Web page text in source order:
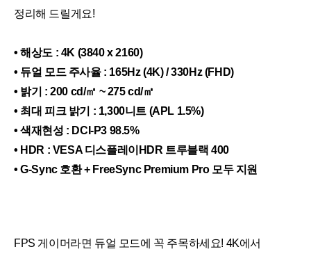
정리해 드릴게요!
• 해상도 : 4K (3840 x 2160)
• 듀얼 모드 주사율 : 165Hz (4K) / 330Hz (FHD)
• 밝기 : 200 cd/㎡ ~ 275 cd/㎡
• 최대 피크 밝기 : 1,300니트 (APL 1.5%)
• 색재현성 : DCI-P3 98.5%
• HDR : VESA 디스플레이HDR 트루블랙 400
• G-Sync 호환 + FreeSync Premium Pro 모두 지원
FPS 게이머라면 듀얼 모드에 꼭 주목하세요! 4K에서